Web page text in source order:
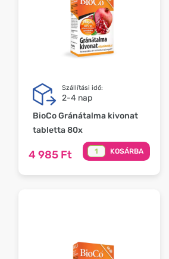
Szállítási idő:
2-4 nap
BioCo Gránátalma kivonat
tabletta 80x
4 985 Ft KOSÁRBA